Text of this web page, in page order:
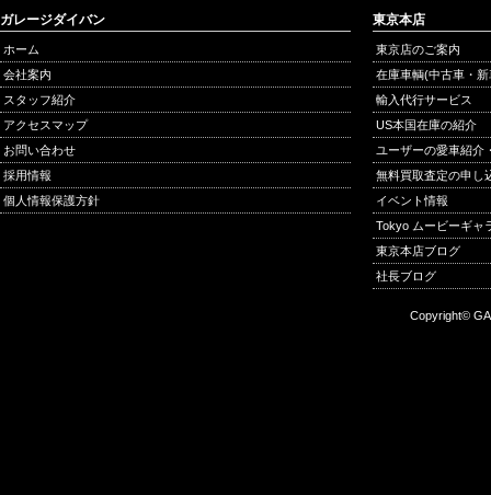
ガレージダイバン
ホーム
会社案内
スタッフ紹介
アクセスマップ
お問い合わせ
採用情報
個人情報保護方針
東京本店
東京店のご案内
在庫車輌(中古車・
輸入代行サービス
US本国在庫の紹介
ユーザーの愛車紹介
無料買取査定の申し
イベント情報
Tokyo ムービーギャ
東京本店ブログ
社長ブログ
Copyright©